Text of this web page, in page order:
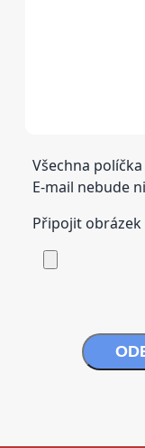
Všechna
E-mail nebude
Připojit obrázek